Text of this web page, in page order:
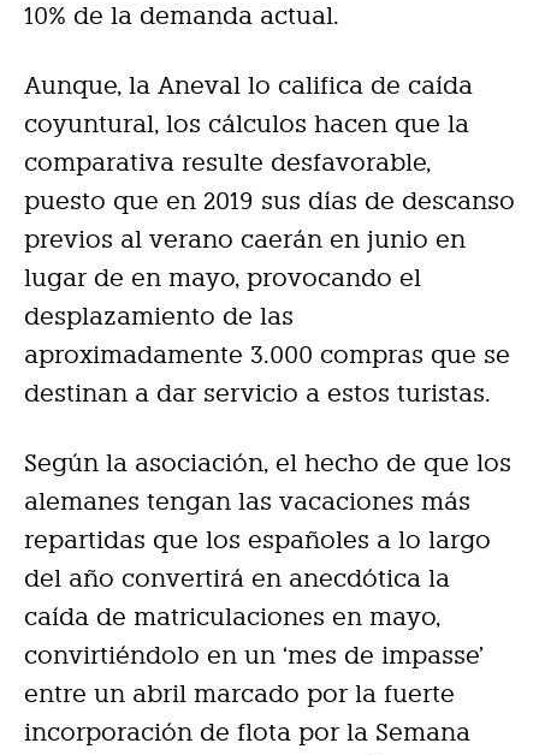
10% de la demanda actual.
Aunque, la Aneval lo califica de caída
coyuntural, los cálculos hacen que la
comparativa resulte desfavorable,
puesto que en 2019 sus días de descanso
previos al verano caerán en junio en
lugar de en mayo, provocando el
desplazamiento de las
aproximadamente 3.000 compras que se
destinan a dar servicio a estos turistas.
Según la asociación, el hecho de que los
alemanes tengan las vacaciones más
repartidas que los españoles a lo largo
del año convertirá en anecdótica la
caída de matriculaciones en mayo,
convirtiéndolo en un ‘mes de impasse’
entre un abril marcado por la fuerte
incorporación de flota por la Semana